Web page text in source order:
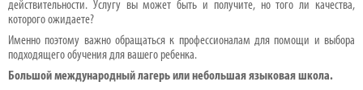
действительности. Услугу вы может быть и получите, но того ли качества,
которого ожидаете?
Именно поэтому важно обращаться к профессионалам для помощи и выбора
подходящего обучения для вашего ребенка.
Большой международный лагерь или небольшая языковая школа.